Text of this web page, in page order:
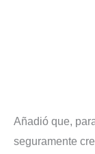
Añadió que,
seguramente